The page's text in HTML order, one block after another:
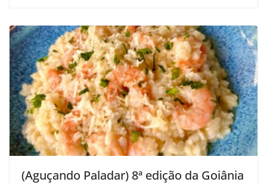
(Aguçando Paladar) 8ª edição da Goiânia